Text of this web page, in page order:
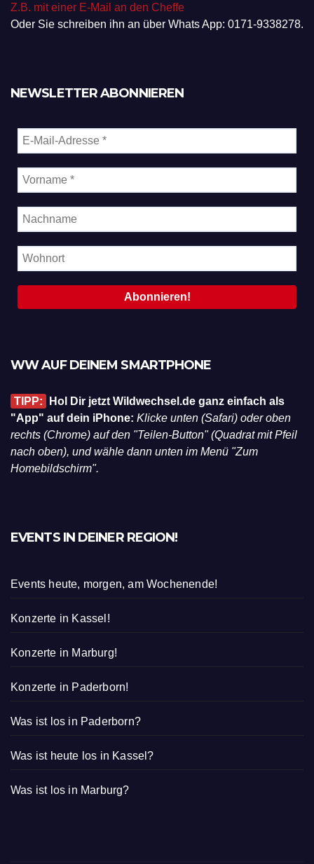
Z.B. mit einer E-Mail an den Cheffe
Oder Sie schreiben ihn an über Whats App: 0171-9338278.
NEWSLETTER ABONNIEREN
WW AUF DEINEM SMARTPHONE
TIPP:
Hol Dir jetzt Wildwechsel.de ganz einfach als
"App" auf dein iPhone: Klicke unten (Safari) oder oben
rechts (Chrome) auf den "Teilen-Button" (Quadrat mit Pfeil
nach oben), und wähle dann unten im Menü "Zum
Homebildschirm".
EVENTS IN DEINER REGION!
Events heute, morgen, am Wochenende!
Konzerte in Kassel!
Konzerte in Marburg!
Konzerte in Paderborn!
Was ist los in Paderborn?
Was ist heute los in Kassel?
Was ist los in Marburg?